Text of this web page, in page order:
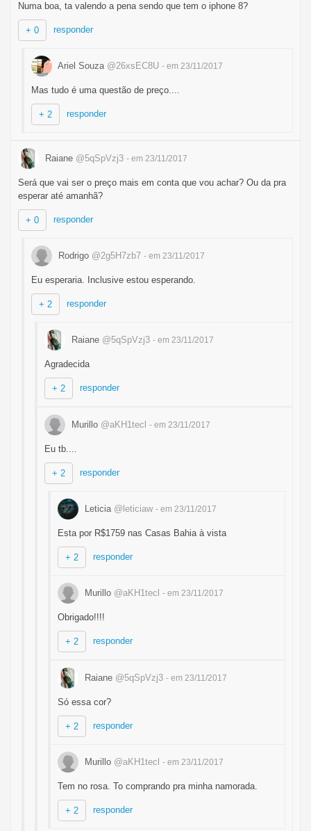
Numa boa, ta valendo a pena sendo que tem o iphone 8?
+ 0 responder
Ariel Souza @26xsEC8U - em 23/11/2017
Mas tudo é uma questão de preço....
+ 2 responder
Raiane @5qSpVzj3 - em 23/11/2017
Será que vai ser o preço mais em conta que vou achar? Ou da pra
esperar até amanhã?
+ 0 responder
Rodrigo @2g5H7zb7 - em 23/11/2017
Eu esperaria. Inclusive estou esperando.
+ 2 responder
Raiane @5qSpVzj3 - em 23/11/2017
Agradecida
+ 2 responder
Murillo @aKH1tecl - em 23/11/2017
Eu tb....
+ 2 responder
Leticia @leticiaw - em 23/11/2017
Esta por R$1759 nas Casas Bahia à vista
+ 2 responder
Murillo @aKH1tecl - em 23/11/2017
Obrigado!!!!
+ 2 responder
Raiane @5qSpVzj3 - em 23/11/2017
Só essa cor?
+ 2 responder
Murillo @aKH1tecl - em 23/11/2017
Tem no rosa. To comprando pra minha namorada.
+ 2 responder